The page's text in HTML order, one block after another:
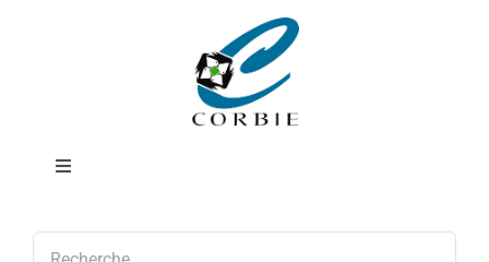
Toggle
Assureur